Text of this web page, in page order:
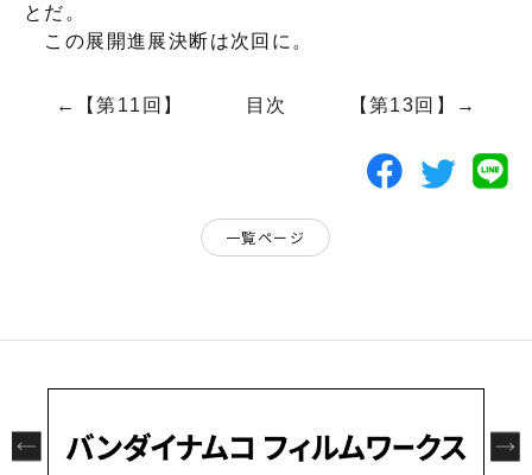
とだ。
この展開進展決断は次回に。
←【第11回】 目次 【第13回】→
一覧ページ